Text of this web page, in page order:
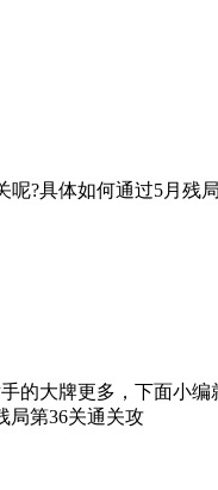
具体如何通过5月残
大牌更多，下面小编
第36关通关攻